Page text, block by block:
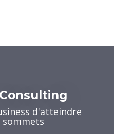
d'atteindre
sommets